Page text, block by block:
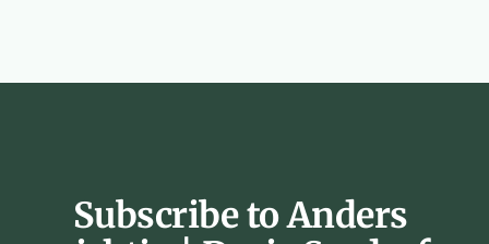
Subscribe to Anders